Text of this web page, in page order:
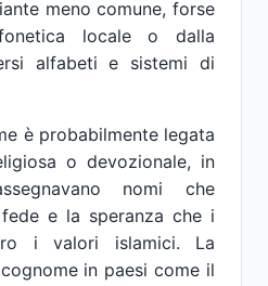
meno comune, forse
locale o dalla
alfabeti e sistemi di
è probabilmente legata
o devozionale, in
nomi che
e la speranza che i
i valori islamici. La
in paesi come il